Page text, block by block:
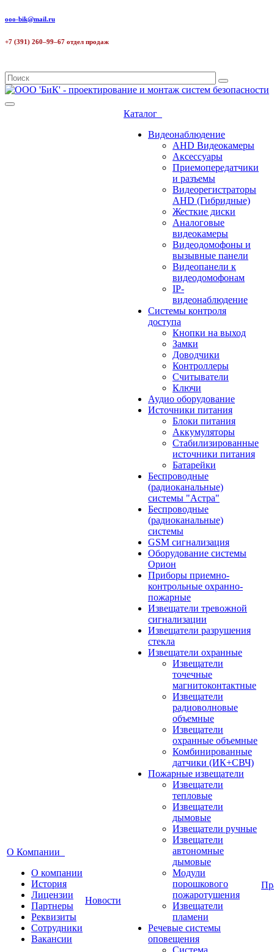
ooo-bik@mail.ru
+7 (391) 260–99–67 отдел продаж
О Компании
О компании
История
Лицензии
Партнеры
Реквизиты
Сотрудники
Вакансии
Новости
Каталог
Видеонаблюдение
AHD Видеокамеры
Аксессуары
Приемопередатчики
и разъемы
Видеорегистраторы
AHD (Гибридные)
Жесткие диски
Аналоговые
видеокамеры
Видеодомофоны и
вызывные панели
Видеопанели к
видеодомофонам
IP-
видеонаблюдение
Системы контроля
доступа
Кнопки на выход
Замки
Доводчики
Контроллеры
Считыватели
Ключи
Аудио оборудование
Источники питания
Блоки питания
Аккумуляторы
Стабилизированные
источники питания
Батарейки
Беспроводные
(радиоканальные)
системы "Астра"
Беспроводные
(радиоканальные)
системы
GSM сигнализация
Оборудование системы
Орион
Приборы приемно-
контрольные охранно-
пожарные
Извещатели тревожной
сигнализации
Извещатели разрушения
стекла
Извещатели охранные
Извещатели
точечные
магнитоконтактные
Извещатели
радиоволновые
объемные
Извещатели
охранные объемные
Комбинированные
датчики (ИК+СВЧ)
Пожарные извещатели
Извещатели
тепловые
Извещатели
дымовые
Извещатели ручные
Извещатели
автономные
дымовые
Модули
порошкового
пожаротушения
Извещатели
пламени
Речевые системы
оповещения
Система